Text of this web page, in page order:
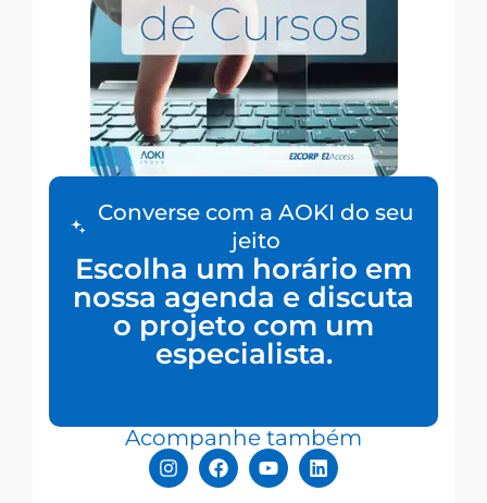
Converse com a AOKI do seu
jeito
Escolha um horário em
nossa agenda e discuta
o projeto com um
especialista.
Acompanhe também